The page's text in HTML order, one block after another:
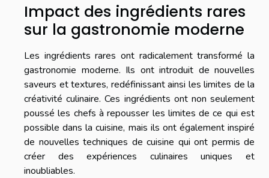
Impact des ingrédients rares
sur la gastronomie moderne
Les ingrédients rares ont radicalement transformé la
gastronomie moderne. Ils ont introduit de nouvelles
saveurs et textures, redéfinissant ainsi les limites de la
créativité culinaire. Ces ingrédients ont non seulement
poussé les chefs à repousser les limites de ce qui est
possible dans la cuisine, mais ils ont également inspiré
de nouvelles techniques de cuisine qui ont permis de
créer des expériences culinaires uniques et
inoubliables.